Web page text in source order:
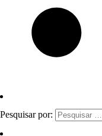
Pesquisar por: